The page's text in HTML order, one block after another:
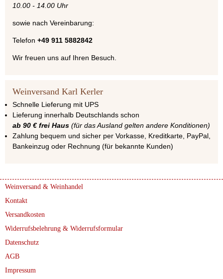
10.00 - 14.00 Uhr
sowie nach Vereinbarung:
Telefon +49 911 5882842
Wir freuen uns auf Ihren Besuch.
Weinversand Karl Kerler
Schnelle Lieferung mit UPS
Lieferung innerhalb Deutschlands schon
ab 90 € frei Haus (für das Ausland gelten andere Konditionen)
Zahlung bequem und sicher per Vorkasse, Kreditkarte, PayPal,
Bankeinzug oder Rechnung (für bekannte Kunden)
Weinversand & Weinhandel
Kontakt
Versandkosten
Widerrufsbelehrung & Widerrufsformular
Datenschutz
AGB
Impressum